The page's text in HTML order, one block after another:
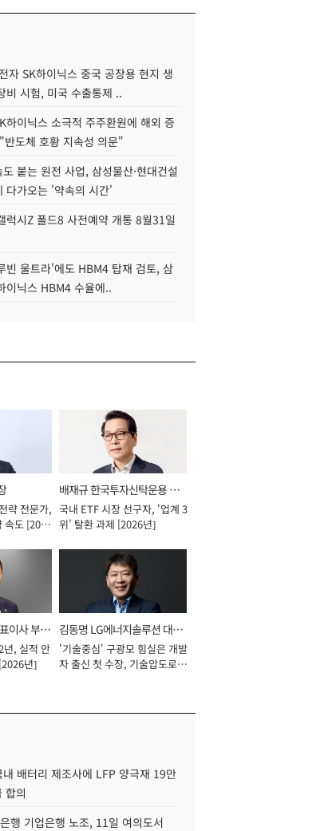
자 SK하이닉스 중국 공장용 현지 생
비 시험, 미국 수출통제 ..
하이닉스 소극적 주주환원에 해외 증
도체 호황 지속성 의문"
붙는 원전 사업, 삼성물산·현대건설
다가오는 '약속의 시간'
럭시Z 폴드8 사전예약 개통 8월31일
빈 울트라'에도 HBM4 탑재 검토, 삼
이닉스 HBM4 수율에..
략 전문가,
속도 [2026
배재규 한국투자신탁운용 대
표이사 사장
국내 ETF 시장 선구자, '업계 3
위' 탈환 과제 [2026년]
이사 부회
년, 실적 안
년]
김동명 LG에너지솔루션 대표
이사 사장
'기술중심' 구광모 힘실은 개발
자 출신 첫 수장, 기술압도로
배터리 제조사에 LFP 양극재 19만
합의
행 기업은행 노조, 11일 여의도서